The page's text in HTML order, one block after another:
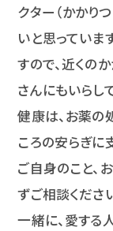
クター（かかり
いと思っていま
すので、近くの
さんにもいらし
健康は、お薬の
ころの安らぎに
ご自身のこと、
ずご相談くださ
一緒に、愛する